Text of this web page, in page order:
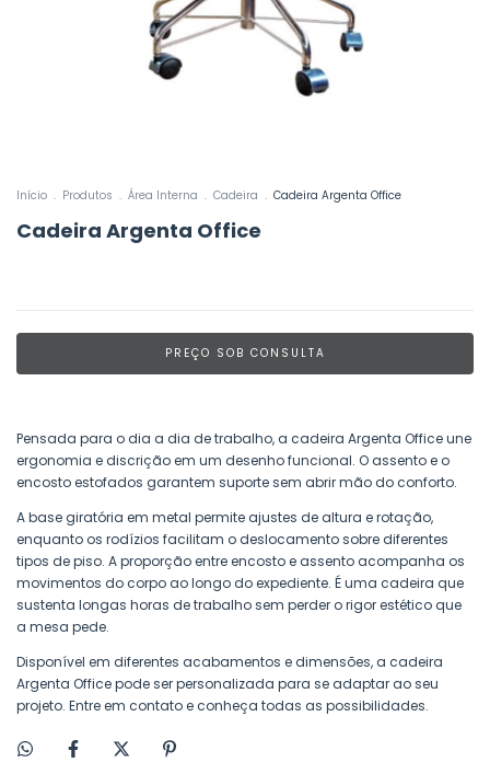
Início . Produtos . Área Interna . Cadeira . Cadeira Argenta Office
Cadeira Argenta Office
Pensada para o dia a dia de trabalho, a cadeira Argenta Office une
ergonomia e discrição em um desenho funcional. O assento e o
encosto estofados garantem suporte sem abrir mão do conforto.
A base giratória em metal permite ajustes de altura e rotação,
enquanto os rodízios facilitam o deslocamento sobre diferentes
tipos de piso. A proporção entre encosto e assento acompanha os
movimentos do corpo ao longo do expediente. É uma cadeira que
sustenta longas horas de trabalho sem perder o rigor estético que
a mesa pede.
Disponível em diferentes acabamentos e dimensões, a cadeira
Argenta Office pode ser personalizada para se adaptar ao seu
projeto. Entre em contato e conheça todas as possibilidades.